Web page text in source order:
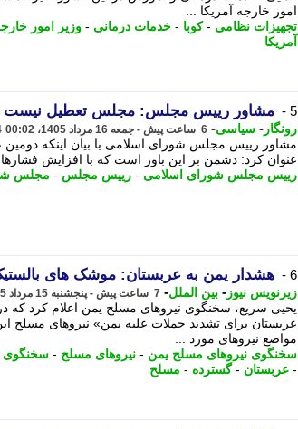
امور خارجه آمریکا ...
تجهیزات نظامی -کوبا - خدمات درمانی - وزیر امور
آمریکا
5 - مشاور رییس مجلس: مجلس تعطیل نیست
رونگار - سیاسی- 6 ساعت پیش - جمعه 16 مرداد 1405، 00:02
مشاور رییس مجلس شورای اسلامی با بیان اینکه
عنوان کرد: دشمن بر این باور است که با افزایش
رییس مجلس شورای اسلامی - رییس مجلس - مجلس
6 - هشدار یمن به عربستان: موشک های
زیرنویس نیوز - بین الملل- 7 ساعت پیش - پنجشنبه 15 مرداد 1405، 22:59
یحیی سریع، سخنگوی نیروهای مسلح یمن اعلام کرد که
عربستان برای تشدید حملات علیه یمن» نیروهای مسلح
مواضع نیروهای مورد ...
سخنگوی نیروهای مسلح یمن - نیروهای مسلح - سخنگوی
- عربستان -گسترده - مسلح